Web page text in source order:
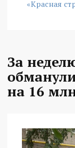
«Красная
За
на 16